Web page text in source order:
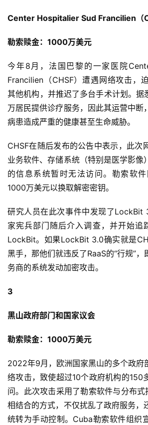
Center Hospitalier Sud Francilien（
勒索赎金：1000万美元
今年8月，法国巴黎的一家医院
Francilien（CHSF）遭遇网络攻击，
其他机构，并推迟了多台手术计划。据
万居民提供诊疗服务，因此其运营中断
病患造成严重的健康甚至生命威胁。
CHSF在随后发布的公告中表示，此次
业务软件、存储系统（特别是医学影像
的信息系统暂时无法访问。勒索软
1000万美元以换取解密密钥。
研究人员在此次事件中发现了LockBit
家宪兵部门随后介入调查，并开始追
LockBit。如果LockBit 3.0确实就是
黑手，那他们就违反了RaaS的“行规”
务商的系统发动加密攻击。
3
黑山政府部门和国家议会
勒索赎金：1000万美元
2022年9月，欧洲国家黑山的多个政府
络攻击，致使超过10个政府机构的150
问。此次攻击采用了勒索软件与分布式
相结合的方式，不仅扰乱了政府服务，
统转为手动控制。Cuba勒索软件组织